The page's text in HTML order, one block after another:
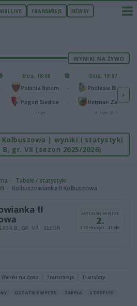
LIVE TRANSMISJE NEWSY
WYNIKI NA ŻYWO
Dziś, 18:00
Polonia Bytom
Pogoń Siedlce
I liga
Dziś, 19:57
Podlasie Biała Podlaska
Hetman Zamość
III liga, gr. IV
›
Kolbuszowa | wyniki i statystyki
gr. VII (sezon 2025/2026)
Tabele / statystyki
Kolbuszowianka II Kolbuszowa
II
B, GR. VII · SEZON
AKTUALNE MIEJSCE
2.
z 12 drużyn · 43 pkt
Wyniki na żywo Transmisje Transfery
OSTATNIE MECZE TABELA
STRZELCY